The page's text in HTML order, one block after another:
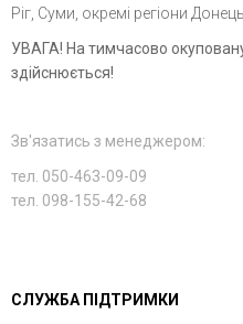
Ріг, Суми, окремі регіони
УВАГА! На тимчасово
здійснюється!
Зв'язатись з менеджером:
тел. 050-463-09-09
тел. 098-155-42-68
СЛУЖБА ПІДТРИМКИ